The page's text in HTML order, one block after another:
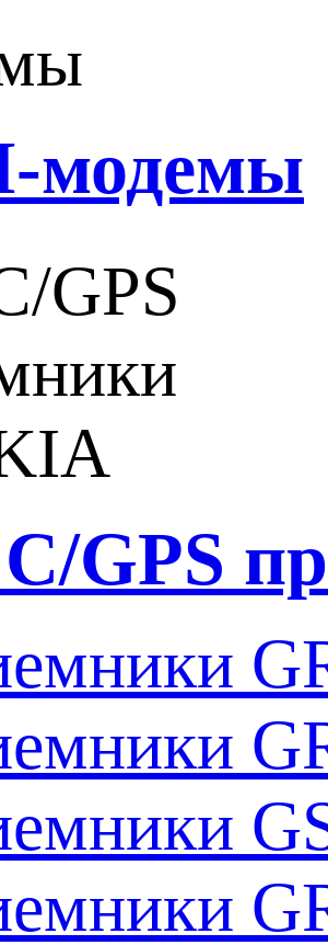
модемы
GPS